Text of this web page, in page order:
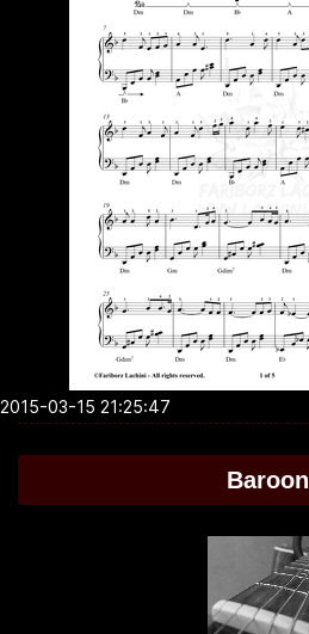
2015-03-15 21:25:47
Baroon